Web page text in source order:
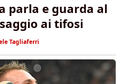
parla e guarda al
ai tifosi
Tagliaferri